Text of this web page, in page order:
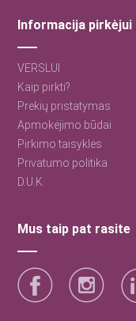
Informacija pirkėjui
VERSLUI
Kaip pirkti?
Prekių pristatymas
Apmokėjimo būdai
Pirkimo taisyklės
Privatumo politika
D.U.K.
Mus taip pat rasite